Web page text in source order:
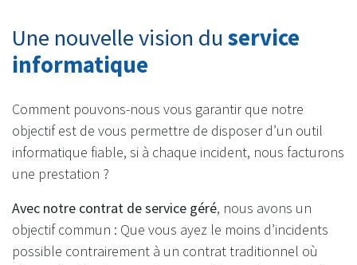
Une nouvelle vision du service
informatique
Comment pouvons-nous vous garantir que notre
objectif est de vous permettre de disposer d’un outil
informatique fiable, si à chaque incident, nous facturons
une prestation ?
Avec notre contrat de service géré, nous avons un
objectif commun : Que vous ayez le moins d’incidents
possible contrairement à un contrat traditionnel où